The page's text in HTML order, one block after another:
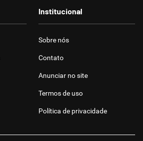
Institucional
Sobre nós
Contato
Anunciar no site
Termos de uso
Política de privacidade